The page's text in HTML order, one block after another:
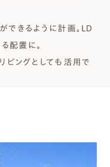
きるように計画。ＬＤ
配置に。
ビングとしても活用で